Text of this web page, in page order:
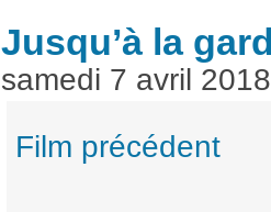
Jusqu’à la
samedi 7 avril 2018
Film précédent